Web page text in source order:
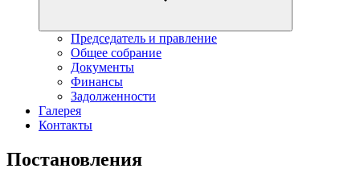
Председатель и правление
Общее собрание
Документы
Финансы
Задолженности
Галерея
Контакты
Постановления